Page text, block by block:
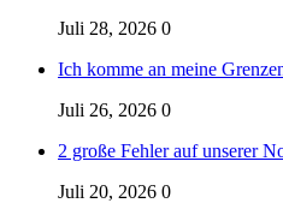
Juli 28, 2026 0
Ich komme an meine
Juli 26, 2026 0
2 große Fehler auf unserer
Juli 20, 2026 0